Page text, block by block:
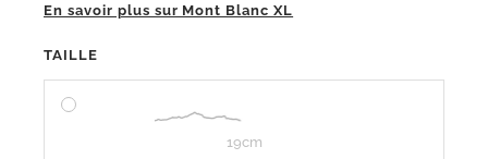
En savoir plus sur Mont Blanc XL
TAILLE
19cm